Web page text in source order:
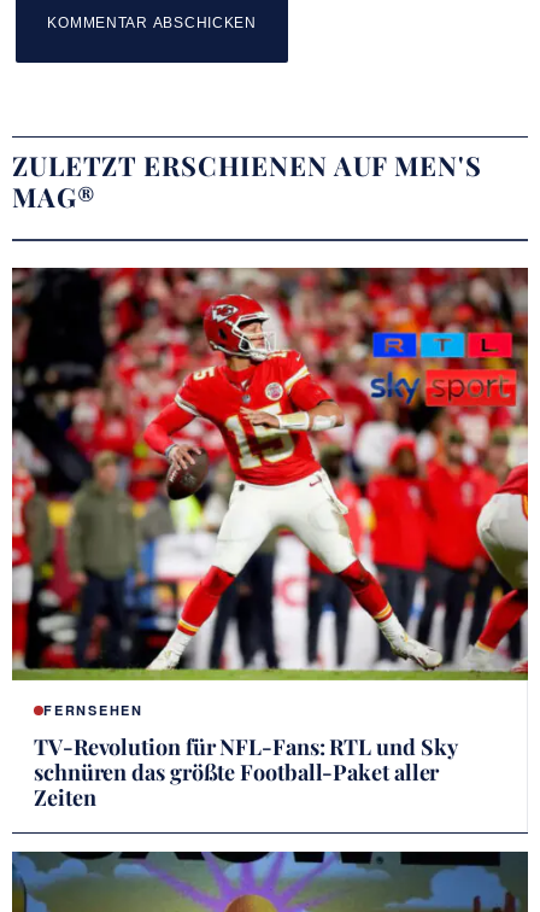
ZULETZT ERSCHIENEN AUF MEN'S
MAG®
FERNSEHEN
TV-Revolution für NFL-Fans: RTL und Sky
schnüren das größte Football-Paket aller
Zeiten